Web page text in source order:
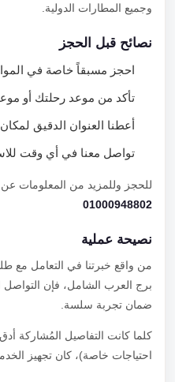
وجميع المطارات الدولية.
نصائح قبل الحجز
احجز مسبقاً خاصة في
تأكد من موعد رحلتك أو
أعطنا العنوان الدقيق لمكان
تواصل معنا في أي وقت
للحجز وللمزيد من المعلومات عن
01000948802
نصيحة عملية
من واقع خبرتنا في التعامل مع
برج العرب الشامل، فإن التواصل
ضمان تجربة سلسة.
كلما كانت التفاصيل المُشاركة أدق
احتياجات خاصة)، كان تجهيز